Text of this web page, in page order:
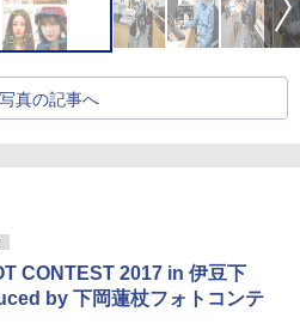
真の記事へ
CONTEST 2017 in 伊豆下
by 下岡蓮杖フォトコンテ